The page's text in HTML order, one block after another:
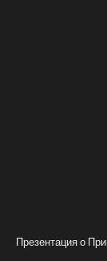
Презентация о